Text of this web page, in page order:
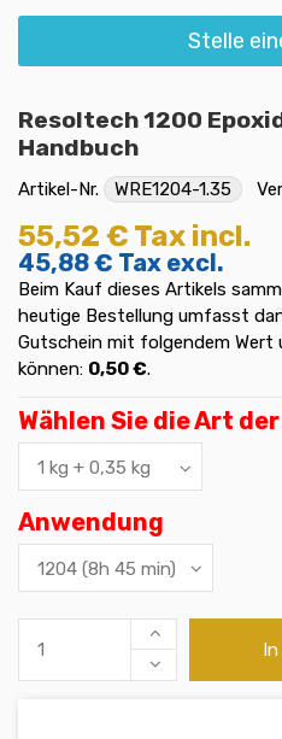
Stelle
Resoltech 1200
Handbuch
Artikel-Nr. WRE1204-1.35
55,52 € Tax incl.
45,88 € Tax excl.
Beim Kauf dieses Artikels
heutige Bestellung umfasst
Gutschein mit folgendem Wert
können: 0,50 €.
Wählen Sie die Art
Anwendung